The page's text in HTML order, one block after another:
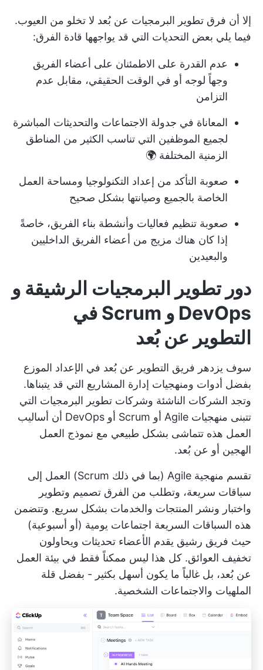
إلا أن فرق تطوير البرمجيات عن بُعد لا تخلو من العيوب.
فيما يلي بعض التحديات التي قد يواجهها قادة الفرق:
عدم القدرة على الاطمئنان على أعضاء الفريق
وجهاً لوجه أو في الوقت الحقيقي، مقابل عدم
التزامن
المعاناة في جدولة الاجتماعات والتحديثات المباشرة
لجميع الموظفين التي تناسب الكثير من المناطق
الزمنية المختلفة 🌍
صعوبة التأكد من إعداد التكنولوجيا ومساحة العمل
الخاصة بالجميع وصيانتها بشكل صحيح
صعوبة تنظيم فعاليات وأنشطة بناء الفريق، خاصةً
إذا كان هناك مزيج من أعضاء الفريق الداخليين
والبعيدين
دور تطوير البرمجيات الرشيقة و
DevOps و Scrum في
التطوير عن بُعد
سوف يزدهر فريق التطوير عن بُعد في الإعداد الموزع
بفضل أدوات ومنهجيات إدارة المشاريع التي قد يتبناها.
وتجد الشركات الناشئة وشركات تطوير البرمجيات التي
تتبنى منهجيات Agile أو Scrum أو DevOps أن أساليب
العمل هذه تتماشى بشكل طبيعي مع نموذج العمل
الهجين أو عن بُعد.
تقسم منهجية Agile (بما في ذلك Scrum) العمل إلى
سباقات سريعة، وتطلب من الفرق تصميم وتطوير
واختبار ونشر المنتجات والخدمات بشكل سريع. وتتضمن
هذه السباقات السريعة اجتماعات يومية (أو أسبوعية)
حيث فريق رشيق يقدم الأعضاء تحديثات ويحاولون
تخفيف العوائق. كل هذا ليس ممكناً فقط في بيئة العمل
عن بُعد، بل غالباً ما يكون أسهل بكثير - بفضل قلة
الملهيات والاجتماعات الشخصية.